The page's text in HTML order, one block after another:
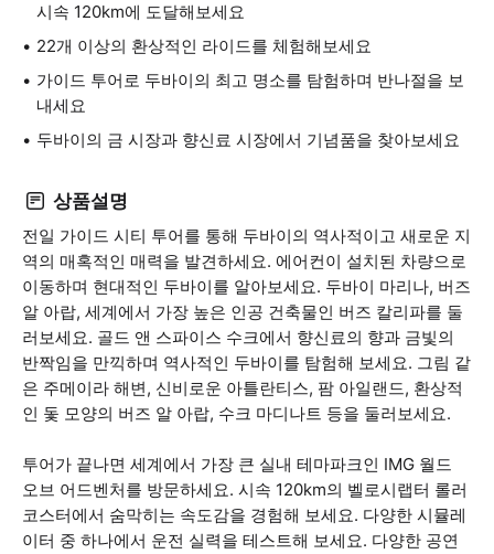
시속 120km에 도달해보세요
22개 이상의 환상적인 라이드를 체험해보세요
가이드 투어로 두바이의 최고 명소를 탐험하며 반나절을 보
내세요
두바이의 금 시장과 향신료 시장에서 기념품을 찾아보세요
상품설명
전일 가이드 시티 투어를 통해 두바이의 역사적이고 새로운 지
역의 매혹적인 매력을 발견하세요. 에어컨이 설치된 차량으로
이동하며 현대적인 두바이를 알아보세요. 두바이 마리나, 버즈
알 아랍, 세계에서 가장 높은 인공 건축물인 버즈 칼리파를 둘
러보세요. 골드 앤 스파이스 수크에서 향신료의 향과 금빛의
반짝임을 만끽하며 역사적인 두바이를 탐험해 보세요. 그림 같
은 주메이라 해변, 신비로운 아틀란티스, 팜 아일랜드, 환상적
인 돛 모양의 버즈 알 아랍, 수크 마디나트 등을 둘러보세요.
투어가 끝나면 세계에서 가장 큰 실내 테마파크인 IMG 월드
오브 어드벤처를 방문하세요. 시속 120km의 벨로시랩터 롤러
코스터에서 숨막히는 속도감을 경험해 보세요. 다양한 시뮬레
이터 중 하나에서 운전 실력을 테스트해 보세요. 다양한 공연